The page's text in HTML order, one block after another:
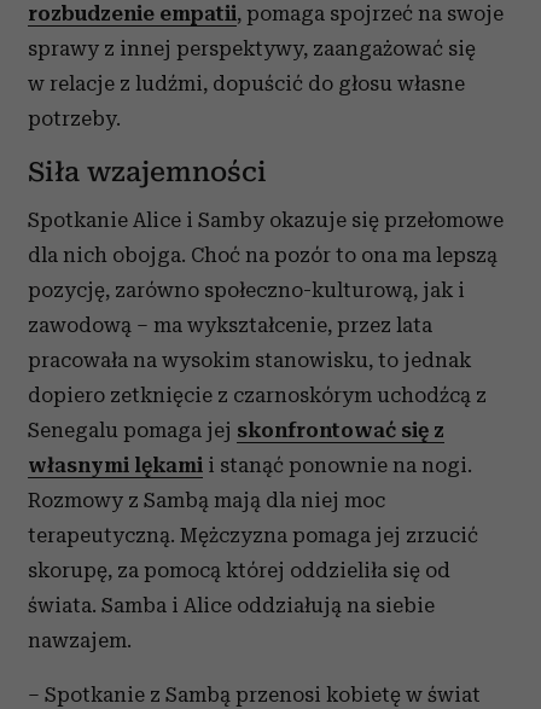
rozbudzenie empatii, pomaga spojrzeć na swoje
sprawy z innej perspektywy, zaangażować się
w relacje z ludźmi, dopuścić do głosu własne
potrzeby.
Siła wzajemności
Spotkanie Alice i Samby okazuje się przełomowe
dla nich obojga. Choć na pozór to ona ma lepszą
pozycję, zarówno społeczno-kulturową, jak i
zawodową – ma wykształcenie, przez lata
pracowała na wysokim stanowisku, to jednak
dopiero zetknięcie z czarnoskórym uchodźcą z
Senegalu pomaga jej skonfrontować się z
własnymi lękami i stanąć ponownie na nogi.
Rozmowy z Sambą mają dla niej moc
terapeutyczną. Mężczyzna pomaga jej zrzucić
skorupę, za pomocą której oddzieliła się od
świata. Samba i Alice oddziałują na siebie
nawzajem.
– Spotkanie z Sambą przenosi kobietę w świat